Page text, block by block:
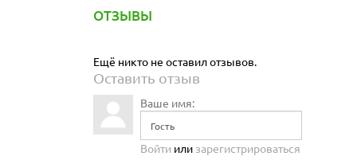
ОТЗЫВЫ
Ещё никто не оставил отзывов.
Оставить отзыв
Ваше имя:
Войти или зарегистрироваться